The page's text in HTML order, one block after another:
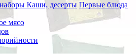
Каши, десерты Первые блюда
мясо